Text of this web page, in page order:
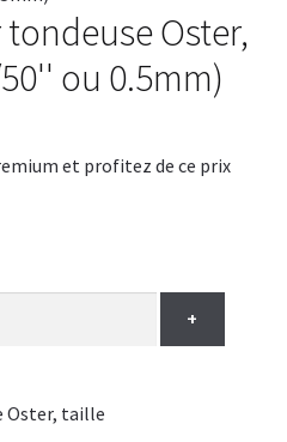
Oster,
ou 0.5mm)
et profitez de ce prix
+